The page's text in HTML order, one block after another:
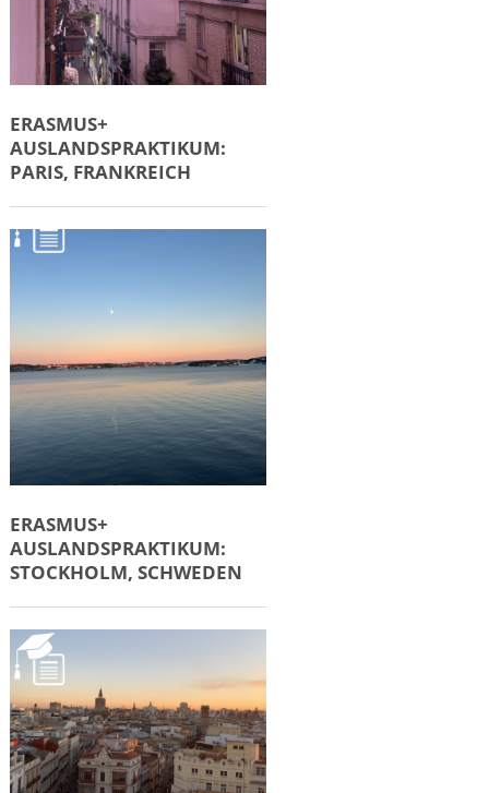
ERASMUS+
AUSLANDSPRAKTIKUM:
PARIS, FRANKREICH
ERASMUS+
AUSLANDSPRAKTIKUM:
STOCKHOLM, SCHWEDEN